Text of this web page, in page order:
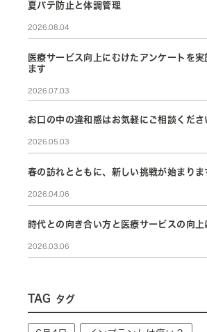
夏バテ防止と体調管理
2026.08.04
医療サービス向上にむけたアンケートを実
ます
2026.07.03
お口の中の違和感はお気軽にご相談くださ
2026.05.03
春の訪れとともに、新しい挑戦が始まりま
2026.04.06
時代との向き合い方と医療サービスの向上
2026.03.06
TAG タグ